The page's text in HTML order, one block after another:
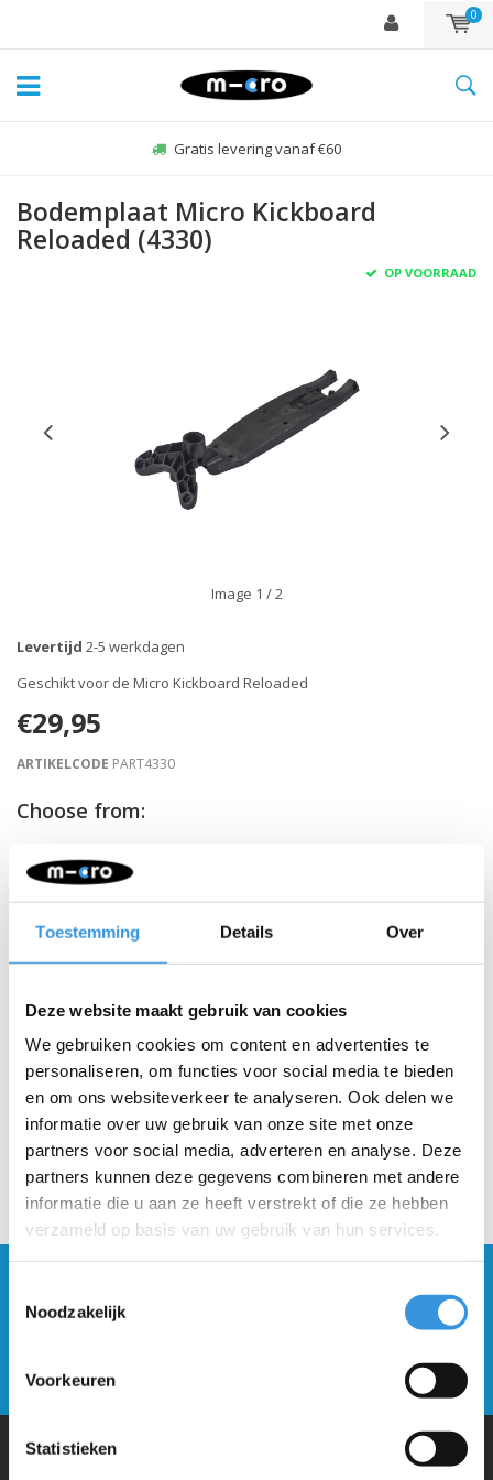
Toestemming Details Over
Deze website maakt gebruik van cookies
We gebruiken cookies om content en advertenties te
personaliseren, om functies voor social media te bieden
en om ons websiteverkeer te analyseren. Ook delen we
informatie over uw gebruik van onze site met onze
partners voor social media, adverteren en analyse. Deze
partners kunnen deze gegevens combineren met andere
informatie die u aan ze heeft verstrekt of die ze hebben
verzameld op basis van uw gebruik van hun services.
Noodzakelijk
Voorkeuren
Statistieken
0
Gratis levering vanaf €60
Bodemplaat Micro Kickboard
Reloaded (4330)
OP VOORRAAD
Image 1 / 2
Levertijd 2-5 werkdagen
Geschikt voor de Micro Kickboard Reloaded
€29,95
ARTIKELCODE PART4330
Choose from:
Gratis verzending vanaf €60
Beschrijving
nieuwsbrief
Verstuur